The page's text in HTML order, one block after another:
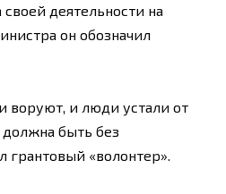
деятельности на
он обозначил
воруют, и люди устали от
быть без
«волонтер».